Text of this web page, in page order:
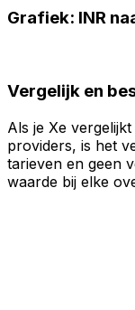
Grafiek: INR
Vergelijk en
Als je Xe
providers, is het
tarieven en geen
waarde bij elke